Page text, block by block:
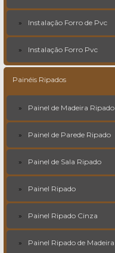
Instalação Forro de Pvc
Instalação Forro Pvc
Painéis Ripados
Painel de Madeira Ripado
Painel de Parede Ripado
Painel de Sala Ripado
Painel Ripado
Painel Ripado Cinza
Painel Ripado de Madeira